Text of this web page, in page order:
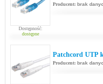
Dostępność:
dostępne
Producent: brak
Patchcord UTP
Producent: brak